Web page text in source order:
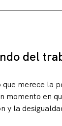
del
merece la
momento en
la